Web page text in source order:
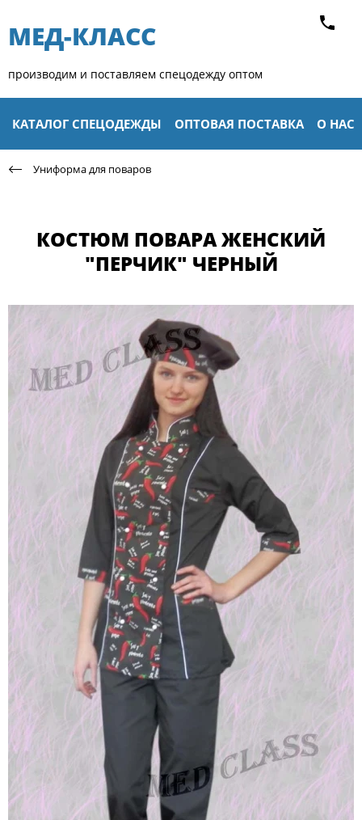
МЕД-КЛАСС​
производим и поставляем спецодежду оптом
КАТАЛОГ СПЕЦОДЕЖДЫ ОПТОВАЯ ПОСТАВКА О НАС
Униформа для поваров
КОСТЮМ ПОВАРА ЖЕНСКИЙ
"ПЕРЧИК" ЧЕРНЫЙ